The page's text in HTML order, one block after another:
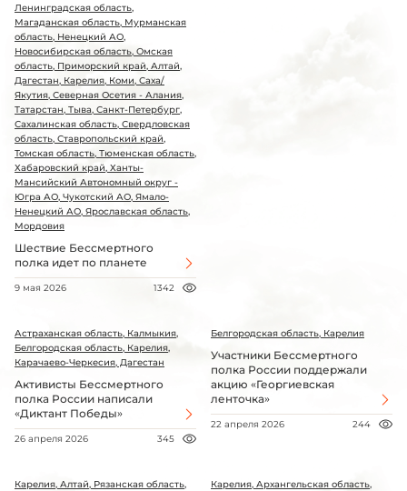
Ленинградская область,
Магаданская область, Мурманская
область, Ненецкий АО,
Новосибирская область, Омская
область, Приморский край, Алтай,
Дагестан, Карелия, Коми, Саха/
Якутия, Северная Осетия - Алания,
Татарстан, Тыва, Санкт-Петербург,
Сахалинская область, Свердловская
область, Ставропольский край,
Томская область, Тюменская область,
Хабаровский край, Ханты-
Мансийский Автономный округ -
Югра АО, Чукотский АО, Ямало-
Ненецкий АО, Ярославская область,
Мордовия
Шествие Бессмертного
полка идет по планете
9 мая 2026 1342
Астраханская область, Калмыкия,
Белгородская область, Карелия,
Карачаево-Черкесия, Дагестан
Активисты Бессмертного
полка России написали
«Диктант Победы»
26 апреля 2026 345
Белгородская область, Карелия
Участники Бессмертного
полка России поддержали
акцию «Георгиевская
ленточка»
22 апреля 2026 244
Карелия, Алтай, Рязанская область,
Карелия, Архангельская область,